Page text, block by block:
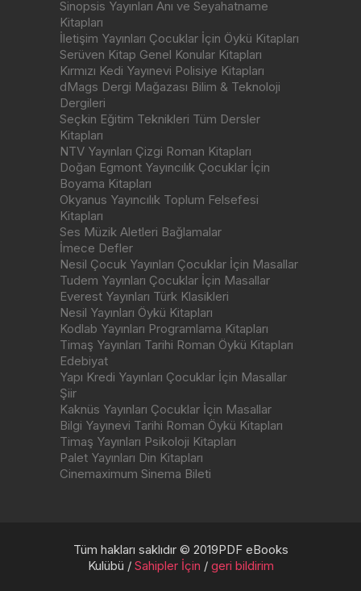
Sinopsis Yayınları Anı ve Seyahatname
Kitapları
İletişim Yayınları Çocuklar İçin Öykü Kitapları
Serüven Kitap Genel Konular Kitapları
Kırmızı Kedi Yayınevi Polisiye Kitapları
dMags Dergi Mağazası Bilim & Teknoloji
Dergileri
Seçkin Eğitim Teknikleri Tüm Dersler
Kitapları
NTV Yayınları Çizgi Roman Kitapları
Doğan Egmont Yayıncılık Çocuklar İçin
Boyama Kitapları
Okyanus Yayıncılık Toplum Felsefesi
Kitapları
Ses Müzik Aletleri Bağlamalar
İmece Defler
Nesil Çocuk Yayınları Çocuklar İçin Masallar
Tudem Yayınları Çocuklar İçin Masallar
Everest Yayınları Türk Klasikleri
Nesil Yayınları Öykü Kitapları
Kodlab Yayınları Programlama Kitapları
Timaş Yayınları Tarihi Roman Öykü Kitapları
Edebiyat
Yapı Kredi Yayınları Çocuklar İçin Masallar
Şiir
Kaknüs Yayınları Çocuklar İçin Masallar
Bilgi Yayınevi Tarihi Roman Öykü Kitapları
Timaş Yayınları Psikoloji Kitapları
Palet Yayınları Din Kitapları
Cinemaximum Sinema Bileti
Tüm hakları saklıdır © 2019PDF eBooks
Kulübü / Sahipler İçin / geri bildirim